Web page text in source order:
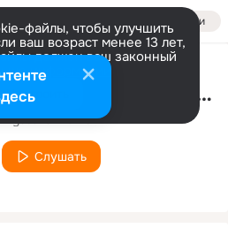
Войти
файлы, чтобы улучшить
ваш возраст менее 13 лет,
должен ваш законный
информации
Настроить Symphony of Dead Sea
Mysteria Mortis
Слушать